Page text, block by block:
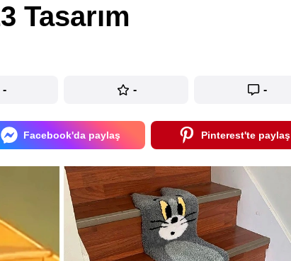
Tasarım
- - -
Facebook'da paylaş Pinterest'te paylaş